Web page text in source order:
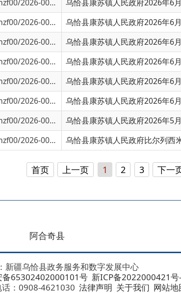
wqxrmzf00/2026-00685 乌恰县康苏镇人民政府2026年6月城市分散特
wqxrmzf00/2026-00684 乌恰县康苏镇人民政府2026年6月城镇居民最
wqxrmzf00/2026-00683
乌恰县康苏镇人民政府2026年6月80岁以上老
wqxrmzf00/2026-00442 乌恰县康苏镇人民政府2026年5月城市分散特
wqxrmzf00/2026-00441 乌恰县康苏镇人民政府比尔列西米社区2026年...
1 2 3 下一页 尾页
地州
阿合奇县
号新ICP备2022000421号-1